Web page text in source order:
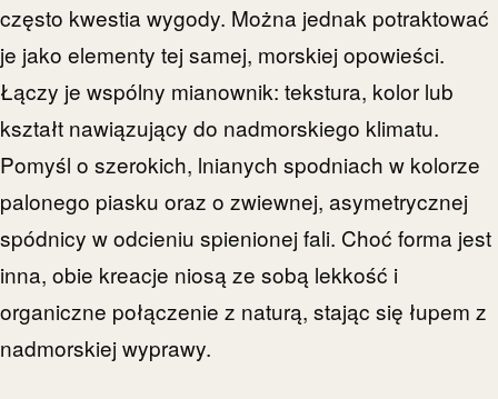
często kwestia wygody. Można jednak potraktować
je jako elementy tej samej, morskiej opowieści.
Łączy je wspólny mianownik: tekstura, kolor lub
kształt nawiązujący do nadmorskiego klimatu.
Pomyśl o szerokich, lnianych spodniach w kolorze
palonego piasku oraz o zwiewnej, asymetrycznej
spódnicy w odcieniu spienionej fali. Choć forma jest
inna, obie kreacje niosą ze sobą lekkość i
organiczne połączenie z naturą, stając się łupem z
nadmorskiej wyprawy.